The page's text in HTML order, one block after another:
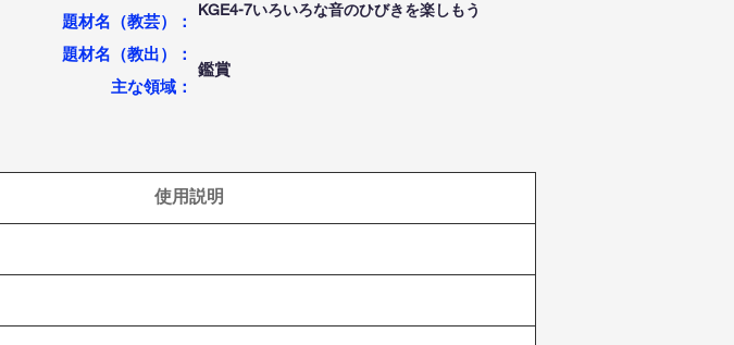
題材名（教芸）：
題材名（教出）：
​主な領域：
KGE4-7いろいろな音のひびきを楽しもう
鑑賞
使用説明